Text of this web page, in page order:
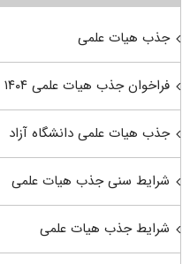
جذب هیات علمی
فراخوان جذب هیات علمی ۱۴۰۴
جذب هیات علمی دانشگاه آزاد
شرایط سنی جذب هیات علمی
شرایط جذب هیات علمی